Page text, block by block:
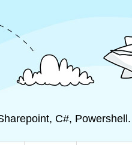
C#, Powershell.